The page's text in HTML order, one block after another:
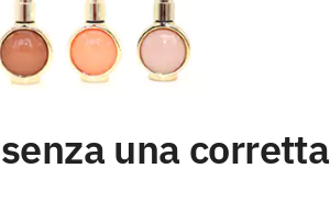
una corretta